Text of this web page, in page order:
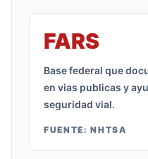
FARS
Base federal que
en vias publicas y
seguridad vial.
FUENTE:NHTSA